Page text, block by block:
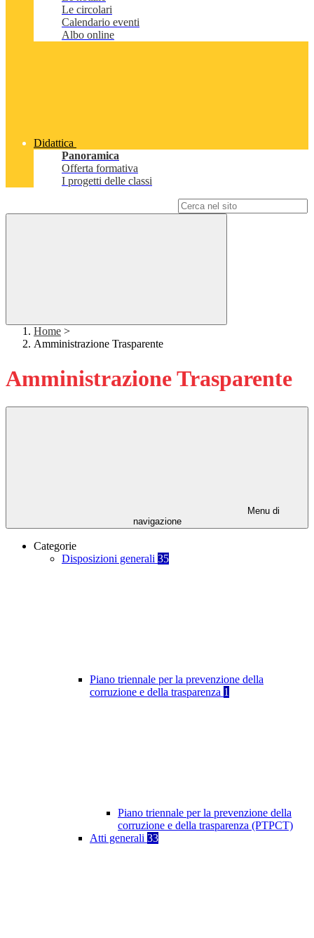
Le circolari
Calendario eventi
Albo online
Didattica
Panoramica
Offerta formativa
I progetti delle classi
Home >
Amministrazione Trasparente
Amministrazione Trasparente
Menu di
navigazione
Categorie
Disposizioni generali 35
Piano triennale per la prevenzione della
corruzione e della trasparenza 1
Piano triennale per la prevenzione della
corruzione e della trasparenza (PTPCT)
Atti generali 33